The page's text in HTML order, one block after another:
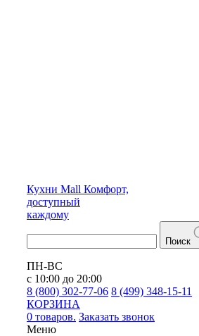
Кухни Mall Комфорт,
доступный
каждому
Поиск
ПН-ВС
с 10:00 до 20:00
8 (800) 302-77-06 8 (499) 348-15-11
КОРЗИНА
0 товаров. Заказать звонок
Меню